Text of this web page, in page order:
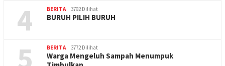
4 BERITA 3792 Dilihat
BURUH PILIH BURUH
5 BERITA 3772 Dilihat
Warga Mengeluh Sampah Menumpuk